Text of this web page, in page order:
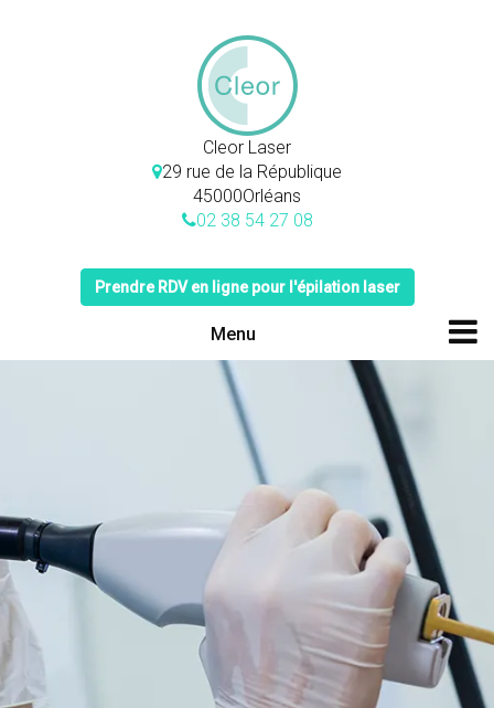
Menu
Cleor Laser
29 rue de la République
45000Orléans
02 38 54 27 08
Prendre RDV en ligne pour l'épilation laser